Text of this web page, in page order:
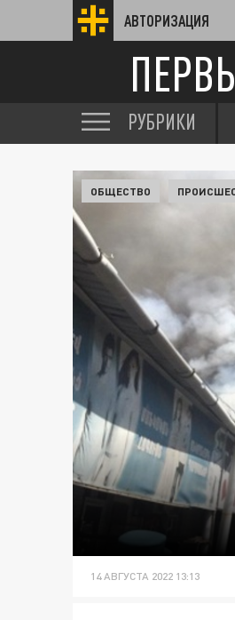
АВТОРИЗАЦИЯ
РУБРИКИ
ОБЩЕСТВО
14 АВГУСТА 2022 13:13